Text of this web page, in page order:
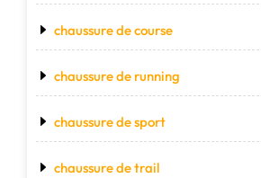
chaussure de course
chaussure de running
chaussure de sport
chaussure de trail